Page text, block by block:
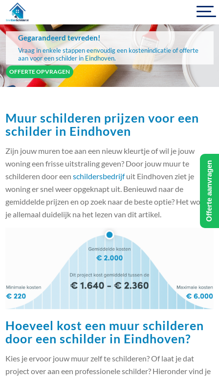
Gegarandeerd tevreden!
Vraag in enkele stappen eenvoudig een kostenindicatie of offerte
aan voor een schilder in Eindhoven.
OFFERTE OPVRAGEN
Muur schilderen prijzen voor een
schilder in Eindhoven
Zijn jouw muren toe aan een nieuw kleurtje of wil je jouw
woning een frisse uitstraling geven? Door jouw muur te
schilderen door eenschildersbedrijfuit Eindhoven ziet je
woning er snel weer opgeknapt uit. Benieuwd naar de
gemiddelde prijzen en op zoek naar de beste optie? Het wordt
je allemaal duidelijk na het lezen van dit artikel.
Hoeveel kost een muur schilderen
door een schilder in Eindhoven?
Kies je ervoor jouw muur zelf te schilderen? Of laat je dat
project over aan een professionele schilder? Hieronder vind je
Offerte aanvragen